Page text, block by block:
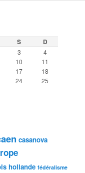
S D
3
4
10
11
17
18
24
25
casanova
hollande fédéralisme